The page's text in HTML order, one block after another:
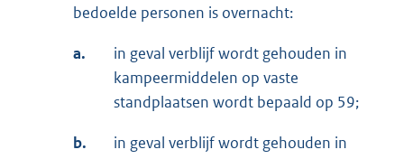
bedoelde personen is over­nacht:
a.
in geval verblijf wordt gehouden in
kampeermiddelen op vaste
standplaatsen wordt bepaald op 59;
b.
in geval verblijf wordt gehouden in